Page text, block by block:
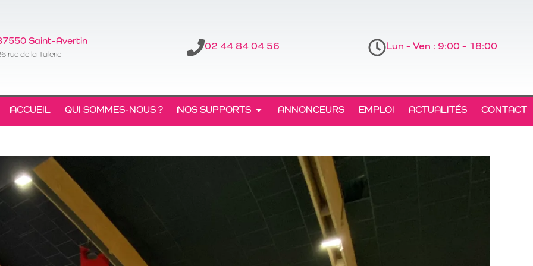
Saint-Avertin
rue de la Tuilerie
02 44 84 04 56 Lun - Ven : 9:00 - 18:00
ACCUEIL QUI SOMMES-NOUS ? NOS SUPPORTS ANNONCEURS EMPLOI ACTUALITÉS CONTACT